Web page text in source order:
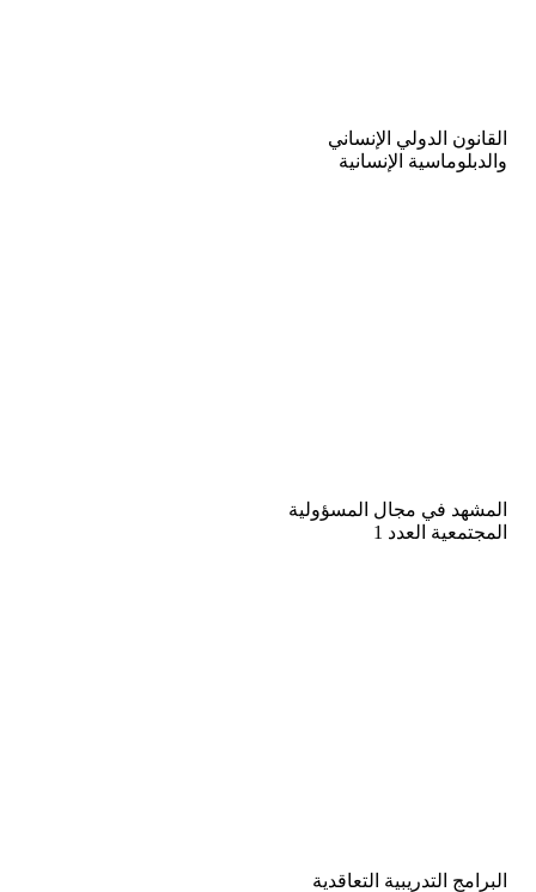
القانون الدولي الإنساني
والدبلوماسية الإنسانية
المشهد في مجال المسؤولية
المجتمعية العدد 1
البرامج التدريبية التعاقدية